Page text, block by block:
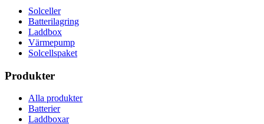
Solceller
Batterilagring
Laddbox
Värmepump
Solcellspaket
Produkter
Alla produkter
Batterier
Laddboxar